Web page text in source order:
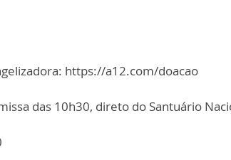
https://a12.com/doacao
das 10h30, direto do Santuário